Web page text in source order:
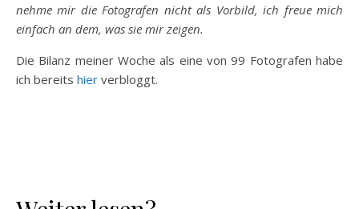
nehme mir die Fotografen nicht als Vorbild, ich freue mich
einfach an dem, was sie mir zeigen.
Die Bilanz meiner Woche als eine von 99 Fotografen habe
ich bereits hier verbloggt.